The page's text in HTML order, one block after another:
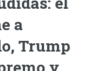
a
Trump